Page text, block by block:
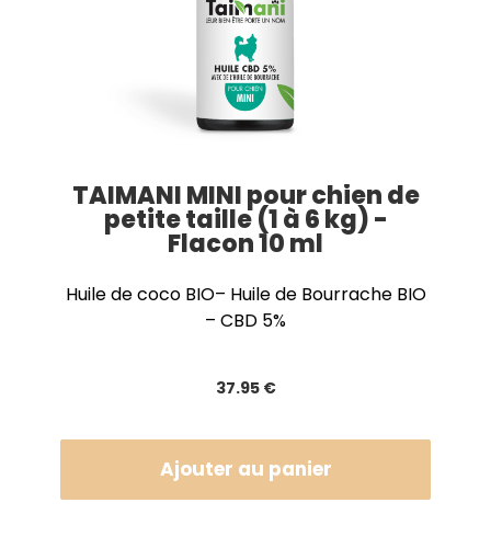
TAIMANI MINI pour chien de
petite taille (1 à 6 kg) -
Flacon 10 ml
Huile de coco BIO– Huile de Bourrache BIO
– CBD 5%
37.95 €